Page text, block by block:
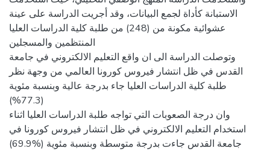
الاستبانة كأداة لجمع البيانات، وقد أجريت الدراسة على عينة
عشوائية مكونة من (248) من طلبة كلية الدراسات العليا
المنتظمين والمسجلين
وتوصلت الدراسة الى ان واقع التعليم الالكتروني في جامعة
القدس في ظل انتشار فيروس كورونا العالمي من وجهة نظر
طلبة كلية الدراسات العليا جاء بدرجة عالية وبنسبة مئوية
(77.3%)
وان درجة الصعوبات التي تواجه طلبة الدراسات العليا اثناء
استخدام التعليم الالكتروني في ظل انتشار فيروس كورونا في
جامعة القدس جاءت بدرجة متوسطة وبنسبة مئوية (%69.9)